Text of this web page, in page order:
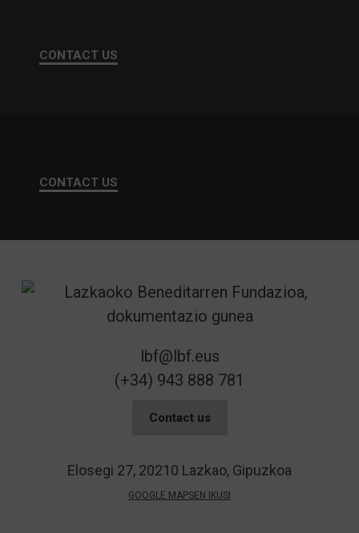
CONTACT US
CONTACT US
lbf@lbf.eus
(+34) 943 888 781
Contact us
Elosegi 27, 20210 Lazkao, Gipuzkoa
GOOGLE MAPSEN IKUSI